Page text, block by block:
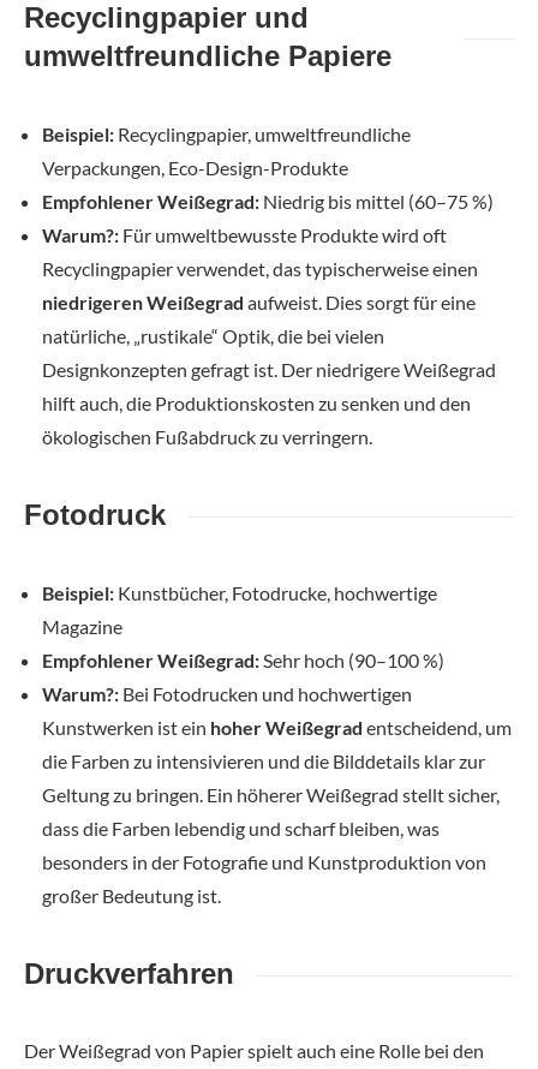
Recyclingpapier und
umweltfreundliche Papiere
Beispiel: Recyclingpapier, umweltfreundliche
Verpackungen, Eco-Design-Produkte
Empfohlener Weißegrad: Niedrig bis mittel (60–75 %)
Warum?: Für umweltbewusste Produkte wird oft
Recyclingpapier verwendet, das typischerweise einen
niedrigeren Weißegrad aufweist. Dies sorgt für eine
natürliche, „rustikale“ Optik, die bei vielen
Designkonzepten gefragt ist. Der niedrigere Weißegrad
hilft auch, die Produktionskosten zu senken und den
ökologischen Fußabdruck zu verringern.
Fotodruck
Beispiel: Kunstbücher, Fotodrucke, hochwertige
Magazine
Empfohlener Weißegrad:Sehr hoch (90–100 %)
Warum?: Bei Fotodrucken und hochwertigen
Kunstwerken ist ein hoher Weißegrad entscheidend, um
die Farben zu intensivieren und die Bilddetails klar zur
Geltung zu bringen. Ein höherer Weißegrad stellt sicher,
dass die Farben lebendig und scharf bleiben, was
besonders in der Fotografie und Kunstproduktion von
großer Bedeutung ist.
Druckverfahren
Der Weißegrad von Papier spielt auch eine Rolle bei den